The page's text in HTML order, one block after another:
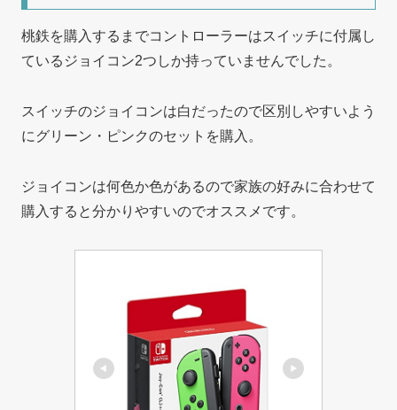
桃鉄を購入するまでコントローラーはスイッチに付属し
ているジョイコン2つしか持っていませんでした。
スイッチのジョイコンは白だったので区別しやすいよう
にグリーン・ピンクのセットを購入。
ジョイコンは何色か色があるので家族の好みに合わせて
購入すると分かりやすいのでオススメです。